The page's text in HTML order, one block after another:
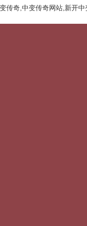
传奇,中变传奇网站,新开